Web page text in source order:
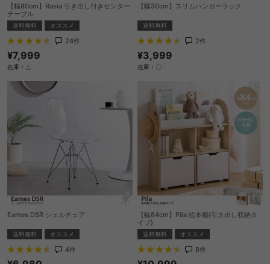
【幅80cm】Rasia 引き出し付きセンター
テーブル
送料無料 オススメ
24件
¥7,999
在庫：△
【幅30cm】スリムハンガーラック
送料無料
2件
¥3,999
在庫：〇
Eames DSR シェルチェア
送料無料 オススメ
4件
【幅84cm】Pila 絵本棚(引き出し収納タ
イプ)
送料無料 オススメ
8件